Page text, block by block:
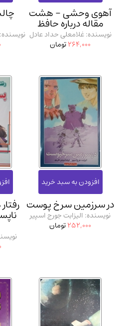
مدرسان شریف و انتشارت ارشد کتاب‌های..(2)
دانشگاه پیامـ نور(10)
آهوی وحشی - هشت
مقاله درباره حافظ
نویسنده: غلامعلی حداد عادل
264,000تومان
در سرزمین سرخ پوست
نویسنده: الیزابت جورج اسپیر
252,000تومان